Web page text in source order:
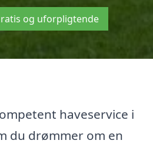
og uforpligtende
haveservice i
du drømmer om en